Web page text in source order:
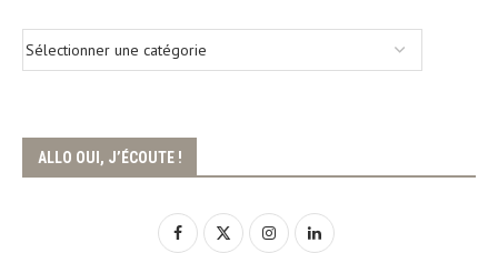
ALLO OUI, J’ÉCOUTE !